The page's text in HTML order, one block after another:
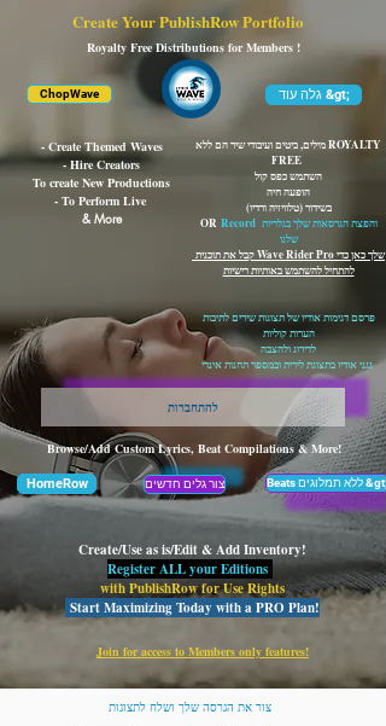
גלה עוד &gt;
Create Your PublishRow Portfolio
ChopWave
Royalty Free Distributions for Members !
- Create Themed Waves
- Hire Creators
To create New Productions
- To Perform Live
& More
מילים, ביטים ועיבודי שיר הם ללא ROYALTY
FREE
השתמש כפס קול
הופעה חיה
בשידור (טלוויזיה ורדיו)
OR Record והפצת הגרסאות שלך בגלריות
שלנו
להתחיל להשתמש באותיות רישיות
פרסם דגימות אודיו של תצוגות שירים לתיבות
הערות קוליות
לדירוג ולהצבה
נגני אודיו בתצוגת לירית ובמספר תחנות אינדי
להתחברות
Browse/Add Custom Lyrics, Beat Compilations & More!
HomeRow צור גלים חדשים Beats ללא תמלוגים &gt;
Create/Use as is/Edit & Add Inventory!
Register ALL your Editions
with PublishRow for Use Rights
Start Maximizing Today with a PRO Plan!
Join for access to Members only features!
צור את הגרסה שלך ושלח לתצוגות